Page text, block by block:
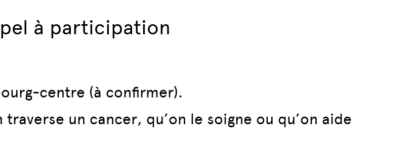
à participation
centre (à confirmer).
un cancer, qu’on le soigne ou qu’on aide